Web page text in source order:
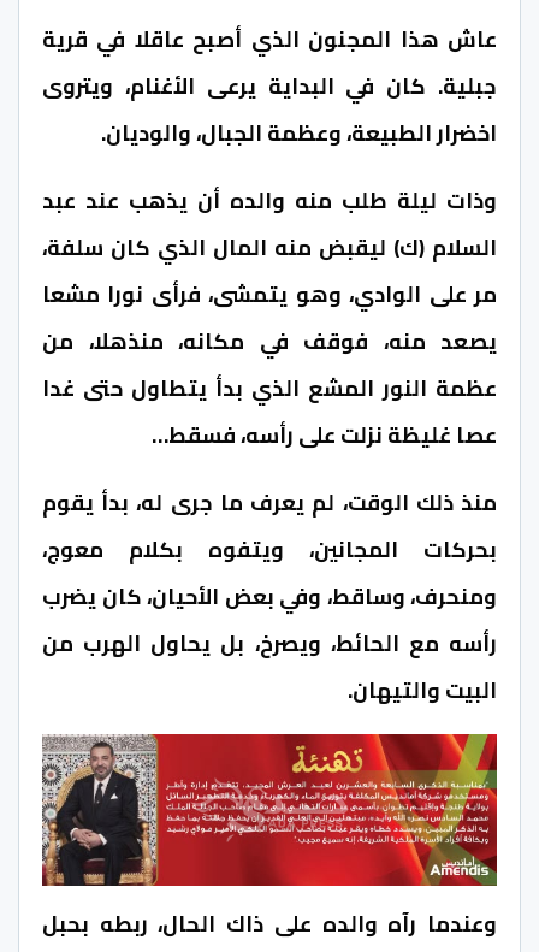
عاش هذا المجنون الذي أصبح عاقلا في قرية
جبلية. كان في البداية يرعى الأغنام، ويتروى
اخضرار الطبيعة، وعظمة الجبال، والوديان.
وذات ليلة طلب منه والده أن يذهب عند عبد
السلام (ك) ليقبض منه المال الذي كان سلفة،
مر على الوادي، وهو يتمشى، فرأى نورا مشعا
يصعد منه، فوقف في مكانه، منذهلا، من
عظمة النور المشع الذي بدأ يتطاول حتى غدا
عصا غليظة نزلت على رأسه، فسقط…
منذ ذلك الوقت، لم يعرف ما جرى له، بدأ يقوم
بحركات المجانين، ويتفوه بكلام معوج،
ومنحرف، وساقط، وفي بعض الأحيان، كان يضرب
رأسه مع الحائط، ويصرخ، بل يحاول الهرب من
البيت والتيهان.
وعندما رآه والده على ذاك الحال، ربطه بحبل